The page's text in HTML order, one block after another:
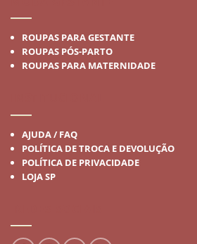
ROUPAS PARA GESTANTE
ROUPAS PÓS-PARTO
ROUPAS PARA MATERNIDADE
AJUDA / FAQ
POLÍTICA DE TROCA E DEVOLUÇÃO
POLÍTICA DE PRIVACIDADE
LOJA SP